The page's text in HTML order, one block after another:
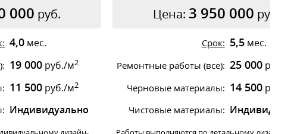
000 руб.
4,0 мес.
19 000 руб./м2
11 500 руб./м2
Индивидуально
Цена: 3 950 000 руб.
Срок: 5,5мес.
Ремонтные работы (все): 25 000руб./м
Черновые материалы: 14 500руб./м
Чистовые материалы: